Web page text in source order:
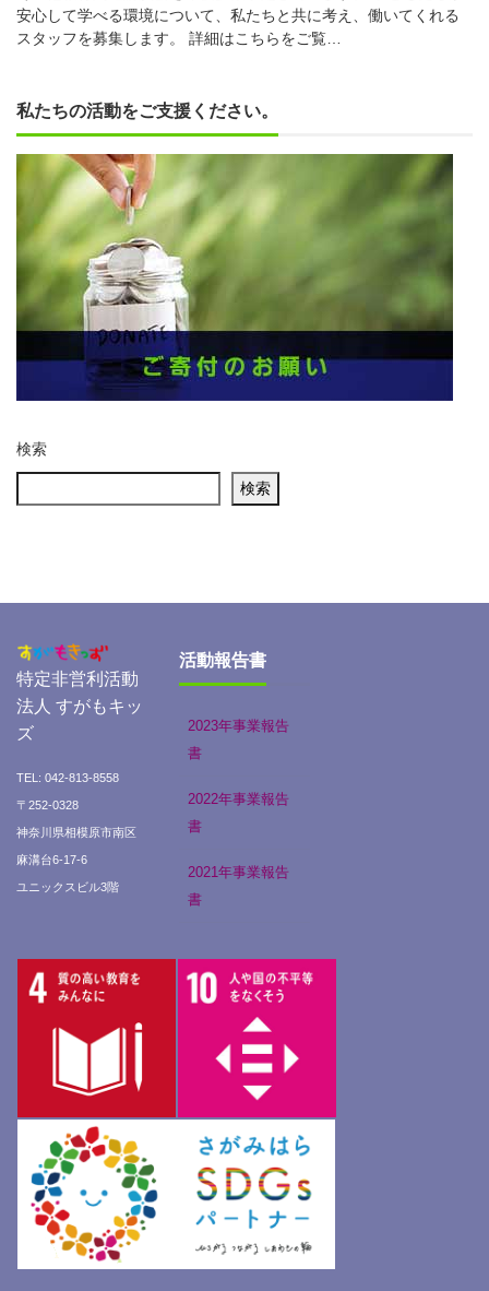
安心して学べる環境について、私たちと共に考え、働いてくれる
スタッフを募集します。 詳細はこちらをご覧…
私たちの活動をご支援ください。
検索
検索
特定非営利活動
法人 すがもキッ
ズ
TEL: 042-813-8558
〒252-0328
神奈川県相模原市南区
麻溝台6-17-6
ユニックスビル3階
活動報告書
2023年事業報告
書
2022年事業報告
書
2021年事業報告
書